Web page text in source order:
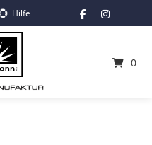
Hilfe
0